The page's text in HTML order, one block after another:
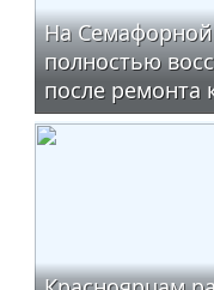
На Семафорной
полностью
после ремонта